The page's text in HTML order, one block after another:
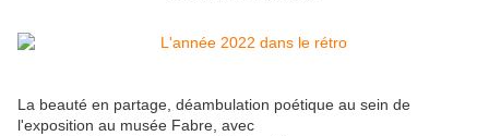
La beauté en partage, déambulation poétique au sein de
l'exposition au musée Fabre, avec